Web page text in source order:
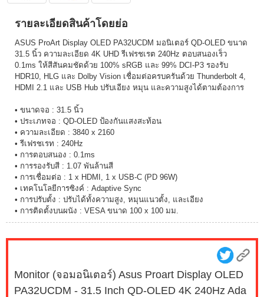
รายละเอียดสินค้าโดยย่อ
ASUS ProArt Display OLED PA32UCDM มอนิเตอร์ QD-OLED ขนาด
31.5 นิ้ว ความละเอียด 4K UHD รีเฟรชเรต 240Hz ตอบสนองเร็ว
0.1ms ให้สีสันคมชัดด้วย 100% sRGB และ 99% DCI-P3 รองรับ
HDR10, HLG และ Dolby Vision เชื่อมต่อครบครันด้วย Thunderbolt 4,
HDMI 2.1 และ USB Hub ปรับเอียง หมุน และความสูงได้ตามต้องการ
• ขนาดจอ : 31.5 นิ้ว
• ประเภทจอ : QD-OLED ป้องกันแสงสะท้อน
• ความละเอียด : 3840 x 2160
• รีเฟรชเรท : 240Hz
• การตอบสนอง : 0.1ms
• การรองรับสี : 1.07 พันล้านสี
• การเชื่อมต่อ : 1 x HDMI, 1 x USB-C (PD 96W)
• เทคโนโลยีการซิงค์ : Adaptive Sync
• การปรับตั้ง : ปรับได้ทั้งความสูง, หมุนแนวตั้ง, และเอียง
• การติดตั้งบนผนัง : VESA ขนาด 100 x 100 มม.
Monitor (จอมอนิเตอร์) Asus Proart Display OLED
PA32UCDM - 31.5 Inch QD-OLED 4K 240Hz Ada